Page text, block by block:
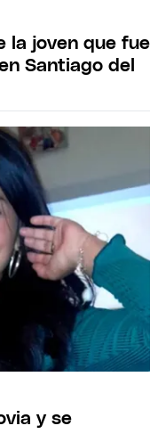
la joven que fue
Santiago del
y se